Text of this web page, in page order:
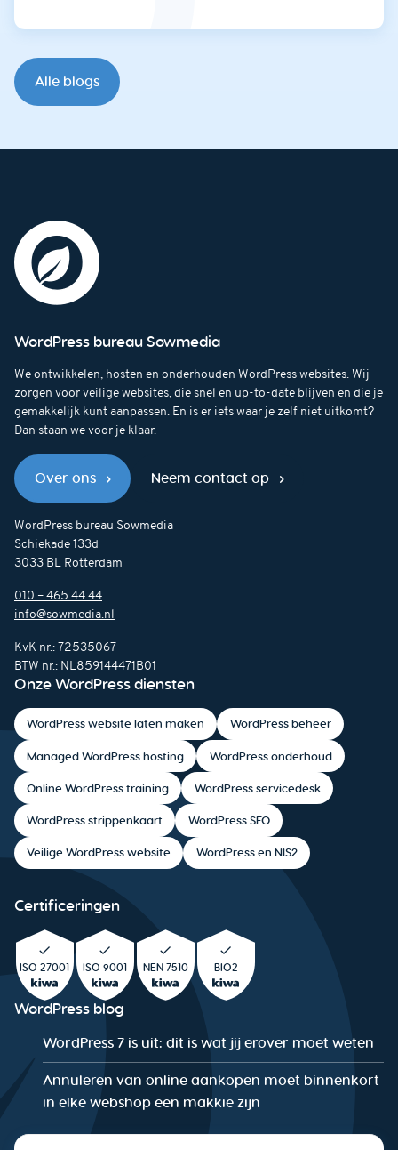
Alle blogs
WordPress bureau Sowmedia
We ontwikkelen, hosten en onderhouden WordPress websites. Wij
zorgen voor veilige websites, die snel en up-to-date blijven en die je
gemakkelijk kunt aanpassen. En is er iets waar je zelf niet uitkomt?
Dan staan we voor je klaar.
Over ons Neem contact op
WordPress bureau Sowmedia
Schiekade 133d
3033 BL Rotterdam
010 – 465 44 44
info@sowmedia.nl
KvK nr.: 72535067
BTW nr.: NL859144471B01
Onze WordPress diensten
WordPress website laten maken WordPress beheer
Managed WordPress hosting WordPress onderhoud
Online WordPress training WordPress servicedesk
WordPress strippenkaart WordPress SEO
Veilige WordPress website WordPress en NIS2
Certificeringen
ISO 27001 ISO 9001 NEN 7510 BIO2
WordPress blog
WordPress 7 is uit: dit is wat jij erover moet weten
Annuleren van online aankopen moet binnenkort
in elke webshop een makkie zijn
De WordPress Security Checklist: Is jouw website